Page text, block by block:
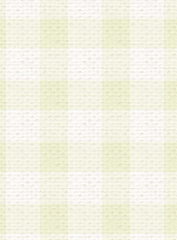
定する必要事項を入
は、会員登録を承認し
けるためのログイン
申告する登録情報の全
ってはならないものと
ＩＤおよびパスワード